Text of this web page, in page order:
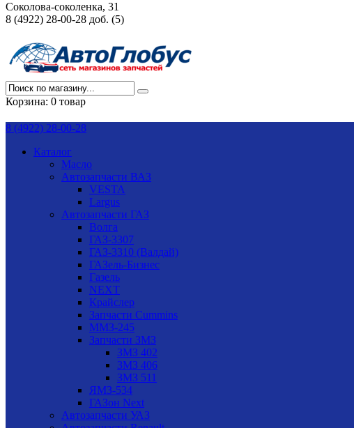
Соколова-соколенка, 31
8 (4922) 28-00-28 доб. (5)
Корзина: 0 товар
8 (4922) 28-00-28
Каталог
Масло
Автозапчасти ВАЗ
VESTA
Largus
Автозапчасти ГАЗ
Волга
ГАЗ-3307
ГАЗ-3310 (Валдай)
ГАЗель-Бизнес
Газель
NEXT
Крайслер
Запчасти Cummins
ММЗ-245
Запчасти ЗМЗ
ЗМЗ 402
ЗМЗ 406
ЗМЗ 511
ЯМЗ-534
ГАЗон Next
Автозапчасти УАЗ